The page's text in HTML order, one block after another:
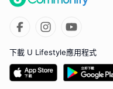
下載 U Lifestyle應用程式